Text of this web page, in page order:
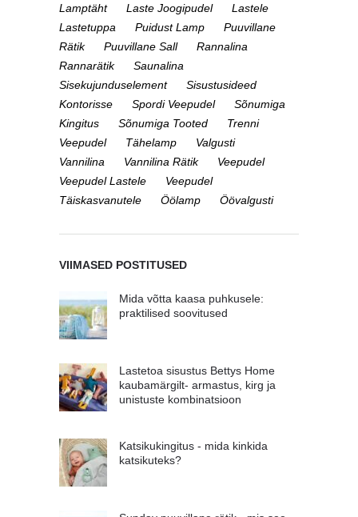
Lamptäht
Laste Joogipudel
Lastele
Lastetuppa
Puidust Lamp
Puuvillane
Rätik
Puuvillane Sall
Rannalina
Rannarätik
Saunalina
Sisekujunduselement
Sisustusideed
Kontorisse
Spordi Veepudel
Sõnumiga
Kingitus
Sõnumiga Tooted
Trenni
Veepudel
Tähelamp
Valgusti
Vannilina
Vannilina Rätik
Veepudel
Veepudel Lastele
Veepudel
Täiskasvanutele
Öölamp Öövalgusti
VIIMASED POSTITUSED
Mida võtta kaasa puhkusele:
praktilised soovitused
Lastetoa sisustus Bettys Home
kaubamärgilt- armastus, kirg ja
unistuste kombinatsioon
Katsikukingitus - mida kinkida
katsikuteks?